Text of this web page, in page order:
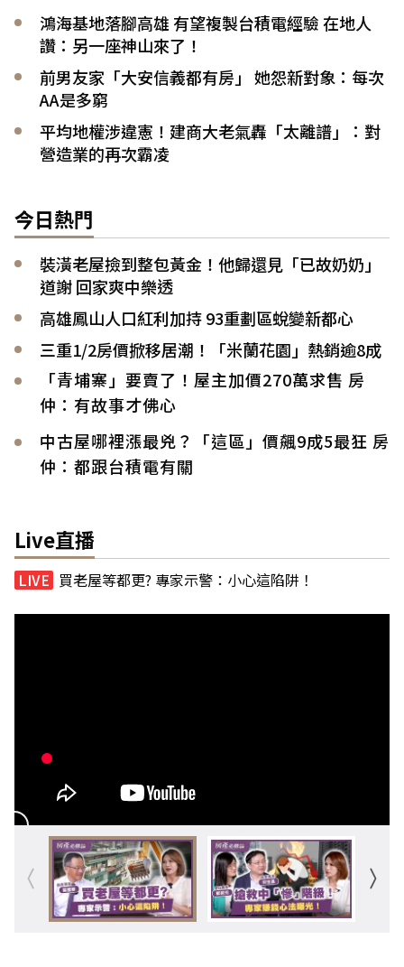
鴻海基地落腳高雄 有望複製台積電經驗 在地人
讚：另一座神山來了！
前男友家「大安信義都有房」 她怨新對象：每次
AA是多窮
平均地權涉違憲！建商大老氣轟「太離譜」：對
營造業的再次霸凌
今日熱門
裝潢老屋撿到整包黃金！他歸還見「已故奶奶」
道謝 回家爽中樂透
高雄鳳山人口紅利加持 93重劃區蛻變新都心
三重1/2房價掀移居潮！「米蘭花園」熱銷逾8成
「青埔寨」要賣了！屋主加價270萬求售 房
仲：有故事才佛心
中古屋哪裡漲最兇？「這區」價飆9成5最狂 房
仲：都跟台積電有關
Live直播
買老屋等都更? 專家示警：小心這陷阱！